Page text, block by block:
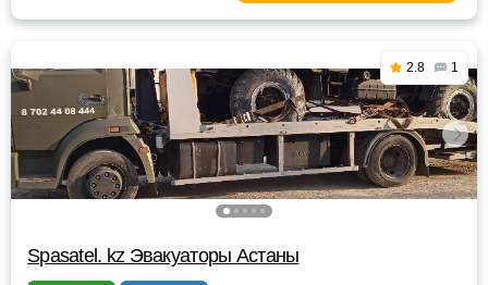
2.8 1
Spasatel. kz Эвакуаторы Астаны